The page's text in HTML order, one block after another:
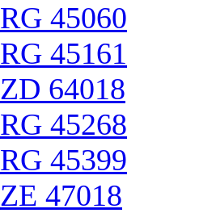
RG 45060
RG 45161
ZD 64018
RG 45268
RG 45399
ZE 47018